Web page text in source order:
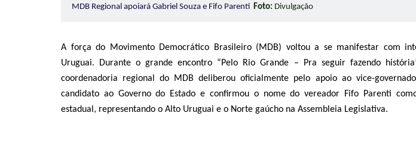
MDB Regional apoiará Gabriel Souza e Fifo Parenti Foto: Divulgação
A força do Movimento Democrático Brasileiro (MDB) voltou a se manifestar com
Uruguai. Durante o grande encontro “Pelo Rio Grande – Pra seguir fazendo
coordenadoria regional do MDB deliberou oficialmente pelo apoio ao vice-
candidato ao Governo do Estado e confirmou o nome do vereador Fifo Parenti
estadual, representando o Alto Uruguai e o Norte gaúcho na Assembleia Legislativa.